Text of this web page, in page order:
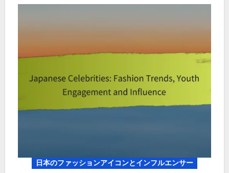
日本のファッションアイコンとインフルエンサー